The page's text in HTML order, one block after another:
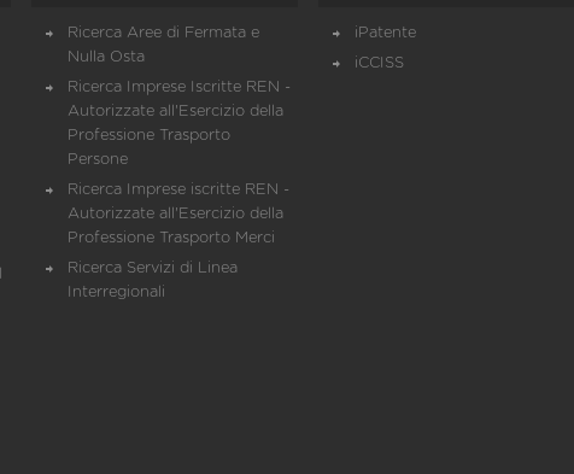
Ricerca Aree di Fermata e
Nulla Osta
Ricerca Imprese Iscritte REN -
Autorizzate all'Esercizio della
Professione Trasporto
Persone
Ricerca Imprese iscritte REN -
Autorizzate all'Esercizio della
Professione Trasporto Merci
Ricerca Servizi di Linea
Interregionali
iPatente
iCCISS